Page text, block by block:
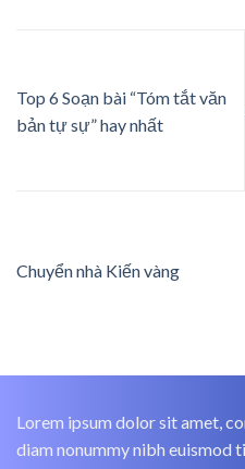
Top 6 Soạn bài “Tóm tắt văn
bản tự sự” hay nhất
Chuyển nhà Kiến vàng
Lorem ipsum dolor sit amet,
diam nonummy nibh euismod